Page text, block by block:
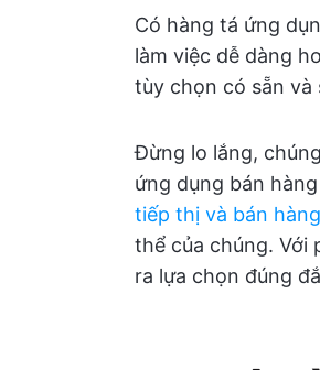
Có hàng tá ứng
làm việc dễ dàng
tùy chọn có sẵn và
Đừng lo lắng,
ứng dụng bán
tiếp thị và bán hàng
thể của chúng. Với
ra lựa chọn đúng